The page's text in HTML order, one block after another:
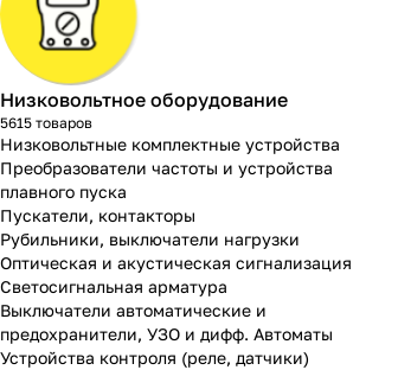
Низковольтное оборудование
5615 товаров
Низковольтные комплектные устройства
Преобразователи частоты и устройства
плавного пуска
Пускатели, контакторы
Рубильники, выключатели нагрузки
Оптическая и акустическая сигнализация
Светосигнальная арматура
Выключатели автоматические и
предохранители, УЗО и дифф. Автоматы
Устройства контроля (реле, датчики)